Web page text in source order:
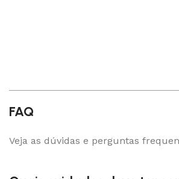
FAQ
Veja as dúvidas e perguntas